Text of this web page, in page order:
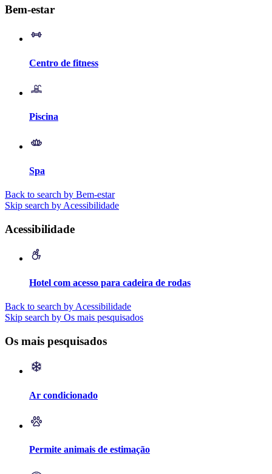
Bem-estar
Centro de fitness
Piscina
Spa
Back to search by Bem-estar
Skip search by Acessibilidade
Acessibilidade
Hotel com acesso para cadeira de rodas
Back to search by Acessibilidade
Skip search by Os mais pesquisados
Os mais pesquisados
Ar condicionado
Permite animais de estimação